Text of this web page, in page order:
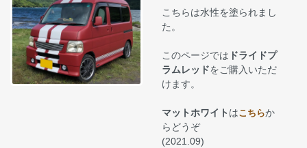
こちらは水性を塗られまし
た。
このページでは ドライドプ
ラムレッドをご購入いただ
けます。
マットホワイト はこちらか
らどうぞ
(2021.09)